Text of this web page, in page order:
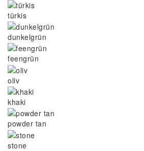
türkis
dunkelgrün
feengrün
oliv
khaki
powder tan
stone